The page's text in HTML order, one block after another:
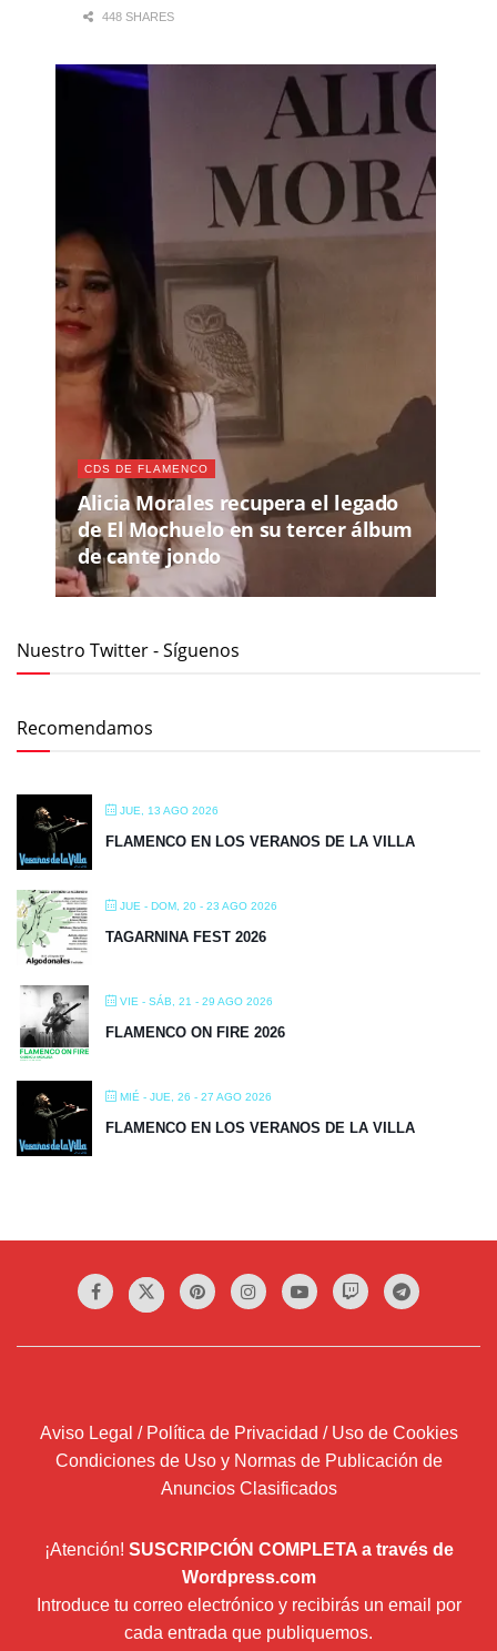
448 SHARES
CDS DE FLAMENCO
Alicia Morales recupera el legado
de El Mochuelo en su tercer álbum
de cante jondo
Nuestro Twitter - Síguenos
Recomendamos
JUE, 13 AGO 2026
FLAMENCO EN LOS VERANOS DE LA VILLA
JUE - DOM, 20 - 23 AGO 2026
TAGARNINA FEST 2026
VIE - SÁB, 21 - 29 AGO 2026
FLAMENCO ON FIRE 2026
MIÉ - JUE, 26 - 27 AGO 2026
FLAMENCO EN LOS VERANOS DE LA VILLA
Aviso Legal / Política de Privacidad / Uso de Cookies
Condiciones de Uso y Normas de Publicación de
Anuncios Clasificados
¡Atención! SUSCRIPCIÓN COMPLETA a través de
Wordpress.com
Introduce tu correo electrónico y recibirás un email por
cada entrada que publiquemos.